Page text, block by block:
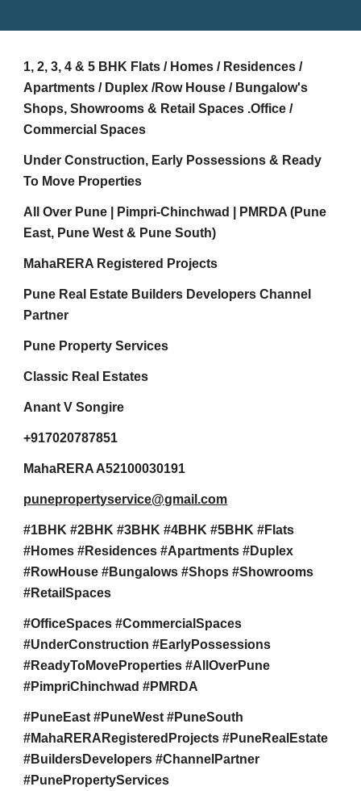
1, 2, 3, 4 & 5 BHK Flats / Homes / Residences /
Apartments / Duplex /Row House / Bungalow's
Shops, Showrooms & Retail Spaces .Office /
Commercial Spaces
Under Construction, Early Possessions & Ready
To Move Properties
All Over Pune | Pimpri-Chinchwad | PMRDA (Pune
East, Pune West & Pune South)
MahaRERA Registered Projects
Pune Real Estate Builders Developers Channel
Partner
Pune Property Services
Classic Real Estates
Anant V Songire
+917020787851
MahaRERA A52100030191
punepropertyservice@gmail.com
#1BHK #2BHK #3BHK #4BHK #5BHK #Flats
#Homes #Residences #Apartments #Duplex
#RowHouse #Bungalows #Shops #Showrooms
#RetailSpaces
#OfficeSpaces #CommercialSpaces
#UnderConstruction #EarlyPossessions
#ReadyToMoveProperties #AllOverPune
#PimpriChinchwad #PMRDA
#PuneEast #PuneWest #PuneSouth
#MahaRERARegisteredProjects #PuneRealEstate
#BuildersDevelopers #ChannelPartner
#PunePropertyServices